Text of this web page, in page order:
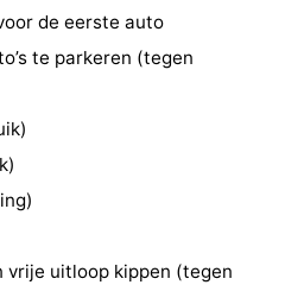
de eerste auto
te parkeren (tegen
vrije uitloop kippen (tegen